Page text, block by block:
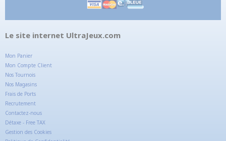
Le site internet UltraJeux.com
Mon Panier
Mon Compte Client
Nos Tournois
Nos Magasins
Frais de Ports
Recrutement
Contactez-nous
Détaxe - Free TAX
Gestion des Cookies